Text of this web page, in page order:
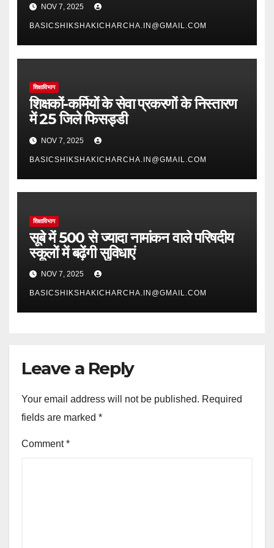
NOV 7, 2025
BASICSHIKSHAKICHARCHA.IN@GMAIL.COM
शिक्षाविभाग
शिक्षकों-कर्मियों के सेवा प्रकरणों के निस्तारण
में 25 जिले फिसड्डी
NOV 7, 2025
BASICSHIKSHAKICHARCHA.IN@GMAIL.COM
शिक्षाविभाग
सूबे में 500 से ज्यादा नामांकन वाले परिषदीय
स्कूलों में बढ़ेंगी सुविधाएं
NOV 7, 2025
BASICSHIKSHAKICHARCHA.IN@GMAIL.COM
Leave a Reply
Your email address will not be published. Required
fields are marked *
Comment*